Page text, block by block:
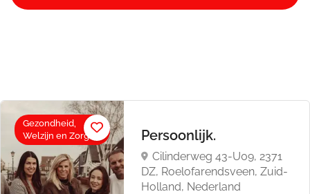
Gezondheid,
Welzijn en Zorg
Persoonlijk.
Cilinderweg 43-U09, 2371
DZ, Roelofarendsveen, Zuid-
Holland, Nederland